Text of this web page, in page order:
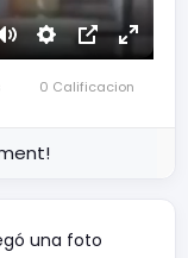
MuteSettingsPicture-
in-
0 Calificacion
una foto